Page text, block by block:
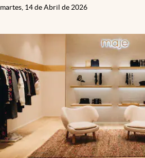
martes, 14 de Abril de 2026